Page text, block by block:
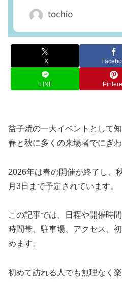
X
LINE
益子焼の一大イベントとして
春と秋に多くの来場者でにぎ
2026年は春の開催が終了し、
月3日まで予定されています。
この記事では、日程や開催時
時間帯、駐車場、アクセス、
めます。
初めて訪れる人でも無理なく